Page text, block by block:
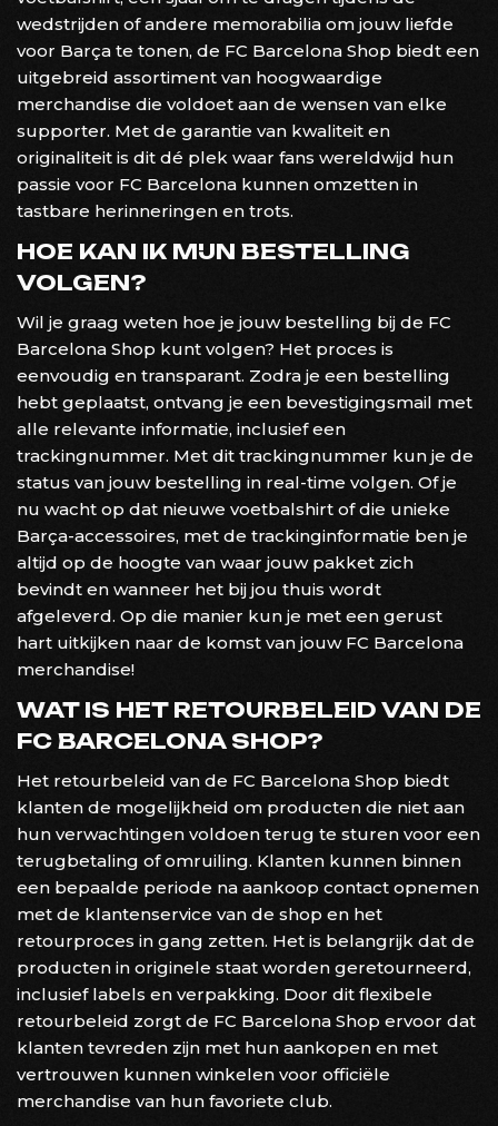
wedstrijden of andere memorabilia om jouw liefde
voor Barça te tonen, de FC Barcelona Shop biedt een
uitgebreid assortiment van hoogwaardige
merchandise die voldoet aan de wensen van elke
supporter. Met de garantie van kwaliteit en
originaliteit is dit dé plek waar fans wereldwijd hun
passie voor FC Barcelona kunnen omzetten in
tastbare herinneringen en trots.
HOE KAN IK MIJN BESTELLING
VOLGEN?
Wil je graag weten hoe je jouw bestelling bij de FC
Barcelona Shop kunt volgen? Het proces is
eenvoudig en transparant. Zodra je een bestelling
hebt geplaatst, ontvang je een bevestigingsmail met
alle relevante informatie, inclusief een
trackingnummer. Met dit trackingnummer kun je de
status van jouw bestelling in real-time volgen. Of je
nu wacht op dat nieuwe voetbalshirt of die unieke
Barça-accessoires, met de trackinginformatie ben je
altijd op de hoogte van waar jouw pakket zich
bevindt en wanneer het bij jou thuis wordt
afgeleverd. Op die manier kun je met een gerust
hart uitkijken naar de komst van jouw FC Barcelona
merchandise!
WAT IS HET RETOURBELEID VAN DE
FC BARCELONA SHOP?
Het retourbeleid van de FC Barcelona Shop biedt
klanten de mogelijkheid om producten die niet aan
hun verwachtingen voldoen terug te sturen voor een
terugbetaling of omruiling. Klanten kunnen binnen
een bepaalde periode na aankoop contact opnemen
met de klantenservice van de shop en het
retourproces in gang zetten. Het is belangrijk dat de
producten in originele staat worden geretourneerd,
inclusief labels en verpakking. Door dit flexibele
retourbeleid zorgt de FC Barcelona Shop ervoor dat
klanten tevreden zijn met hun aankopen en met
vertrouwen kunnen winkelen voor officiële
merchandise van hun favoriete club.